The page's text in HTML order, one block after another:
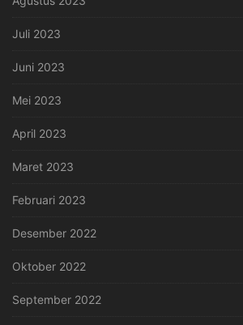
Juli 2023
Juni 2023
Mei 2023
April 2023
Maret 2023
Februari 2023
Desember 2022
Oktober 2022
September 2022